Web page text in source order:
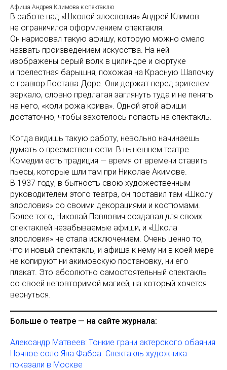
Афиша Андрея Климова к спектаклю
В работе над «Школой злословия» Андрей Климов
не ограничился оформлением спектакля.
Он нарисовал такую афишу, которую можно смело
назвать произведением искусства. На ней
изображены серый волк в цилиндре и сюртуке
и прелестная барышня, похожая на Красную Шапочку
с гравюр Гюстава Доре. Они держат перед зрителем
зеркало, словно предлагая заглянуть туда и не пенять
на него, «коли рожа крива». Одной этой афиши
достаточно, чтобы захотелось попасть на спектакль.
Когда видишь такую работу, невольно начинаешь
думать о преемственности. В нынешнем театре
Комедии есть традиция — время от времени ставить
пьесы, которые шли там при Николае Акимове.
В 1937 году, в бытность свою художественным
руководителем этого театра, он поставил там «Школу
злословия» со своими декорациями и костюмами.
Более того, Николай Павлович создавал для своих
спектаклей незабываемые афиши, и «Школа
злословия» не стала исключением. Очень ценно то,
что и новый спектакль, и афиша к нему ни в коей мере
не копируют ни акимовскую постановку, ни его
плакат. Это абсолютно самостоятельный спектакль
со своей неповторимой магией, на который хочется
вернуться.
Больше о театре — на сайте журнала:
Александр Матвеев: Тонкие грани актерского обаяния
Ночное соло Яна Фабра. Спектакль художника
показали в Москве